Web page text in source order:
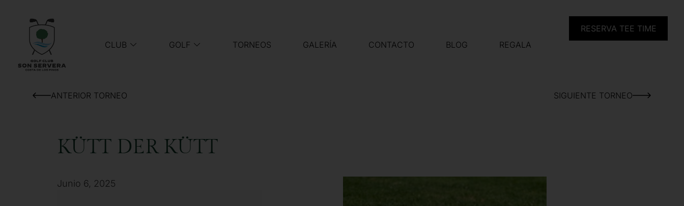
CLUB GOLF TORNEOS GALERÍA CONTACTO BLOG REGALA
RESERVA TEE TIME
ANTERIOR TORNEO SIGUIENTE TORNEO
KÜTT DER KÜTT
Junio 6, 2025